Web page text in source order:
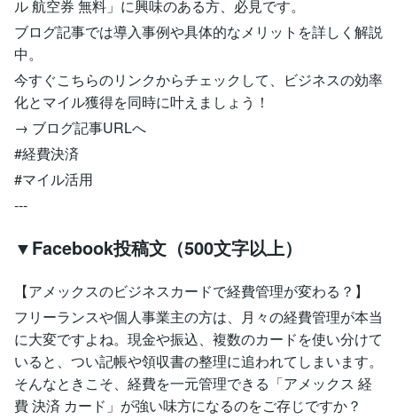
ル 航空券 無料」に興味のある方、必見です。
ブログ記事では導入事例や具体的なメリットを詳しく解説
中。
今すぐこちらのリンクからチェックして、ビジネスの効率
化とマイル獲得を同時に叶えましょう！
→ ブログ記事URLへ
#経費決済
#マイル活用
---
▼Facebook投稿文（500文字以上）
【アメックスのビジネスカードで経費管理が変わる？】
フリーランスや個人事業主の方は、月々の経費管理が本当
に大変ですよね。現金や振込、複数のカードを使い分けて
いると、つい記帳や領収書の整理に追われてしまいます。
そんなときこそ、経費を一元管理できる「アメックス 経
費 決済 カード」が強い味方になるのをご存じですか？